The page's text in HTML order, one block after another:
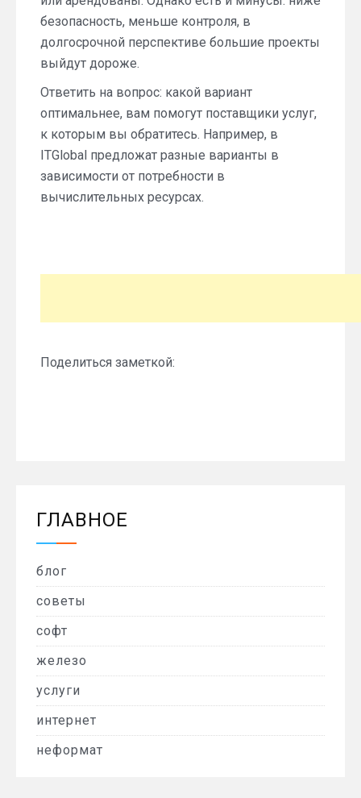
безопасность, меньше контроля, в
долгосрочной перспективе большие проекты
выйдут дороже.
Ответить на вопрос: какой вариант
оптимальнее, вам помогут поставщики услуг,
к которым вы обратитесь. Например, в
ITGlobal предложат разные варианты в
зависимости от потребности в
вычислительных ресурсах.
Поделиться заметкой:
ГЛАВНОЕ
блог
советы
софт
железо
услуги
интернет
неформат